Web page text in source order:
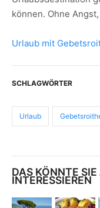
können. Ohne
Urlaub mit
SCHLAGWÖRTER
Urlaub
DAS KÖNNTE
INTERESSIEREN